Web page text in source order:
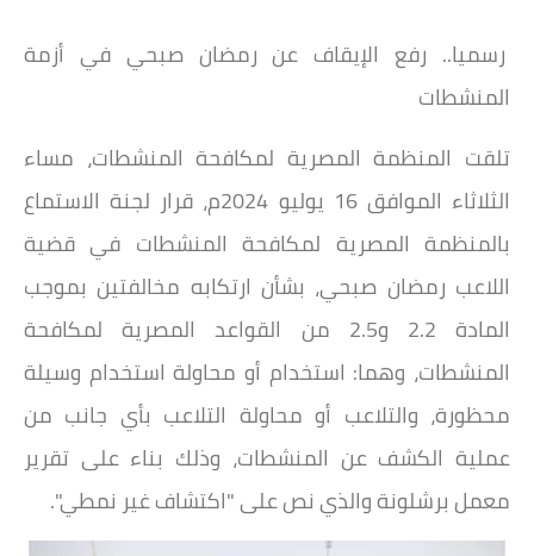
رسميا.. رفع الإيقاف عن رمضان صبحي في أزمة
المنشطات
تلقت المنظمة المصرية لمكافحة المنشطات، مساء
الثلاثاء الموافق 16 يوليو 2024م، قرار لجنة الاستماع
بالمنظمة المصرية لمكافحة المنشطات في قضية
اللاعب رمضان صبحي، بشأن ارتكابه مخالفتين بموجب
المادة 2.2 و2.5 من القواعد المصرية لمكافحة
المنشطات، وهما: استخدام أو محاولة استخدام وسيلة
محظورة، والتلاعب أو محاولة التلاعب بأي جانب من
عملية الكشف عن المنشطات، وذلك بناء على تقرير
معمل برشلونة والذي نص على "اكتشاف غير نمطي".